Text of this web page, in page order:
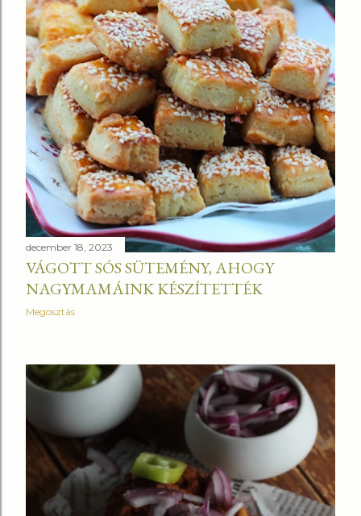
december 18, 2023
VÁGOTT SÓS SÜTEMÉNY, AHOGY
NAGYMAMÁINK KÉSZÍTETTÉK
Megosztás